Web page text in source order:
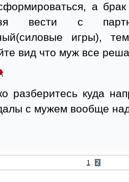
а
вести с
игры),
вид что муж все
разберитесь куда
с мужем вообще
1 . 2